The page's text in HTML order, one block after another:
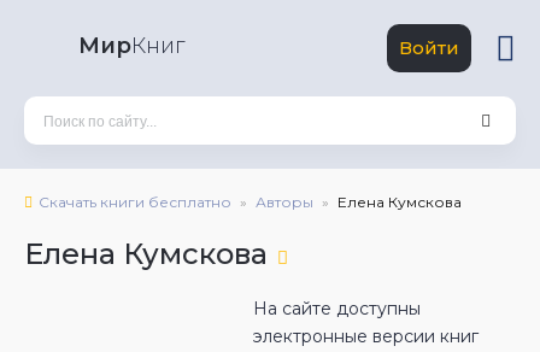
МирКниг Войти
Скачать книги бесплатно Авторы Елена Кумскова
Елена Кумскова
На сайте доступны
электронные версии книг